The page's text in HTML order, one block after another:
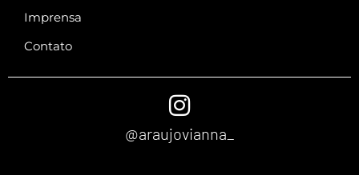
Imprensa
Contato
@araujovianna_